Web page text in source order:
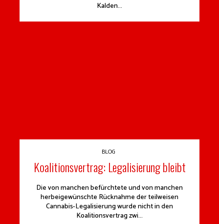
Kalden...
BLOG
Koalitionsvertrag: Legalisierung bleibt
Die von manchen befürchtete und von manchen
herbeigewünschte Rücknahme der teilweisen
Cannabis-Legalisierung wurde nicht in den
Koalitionsvertrag zwi...